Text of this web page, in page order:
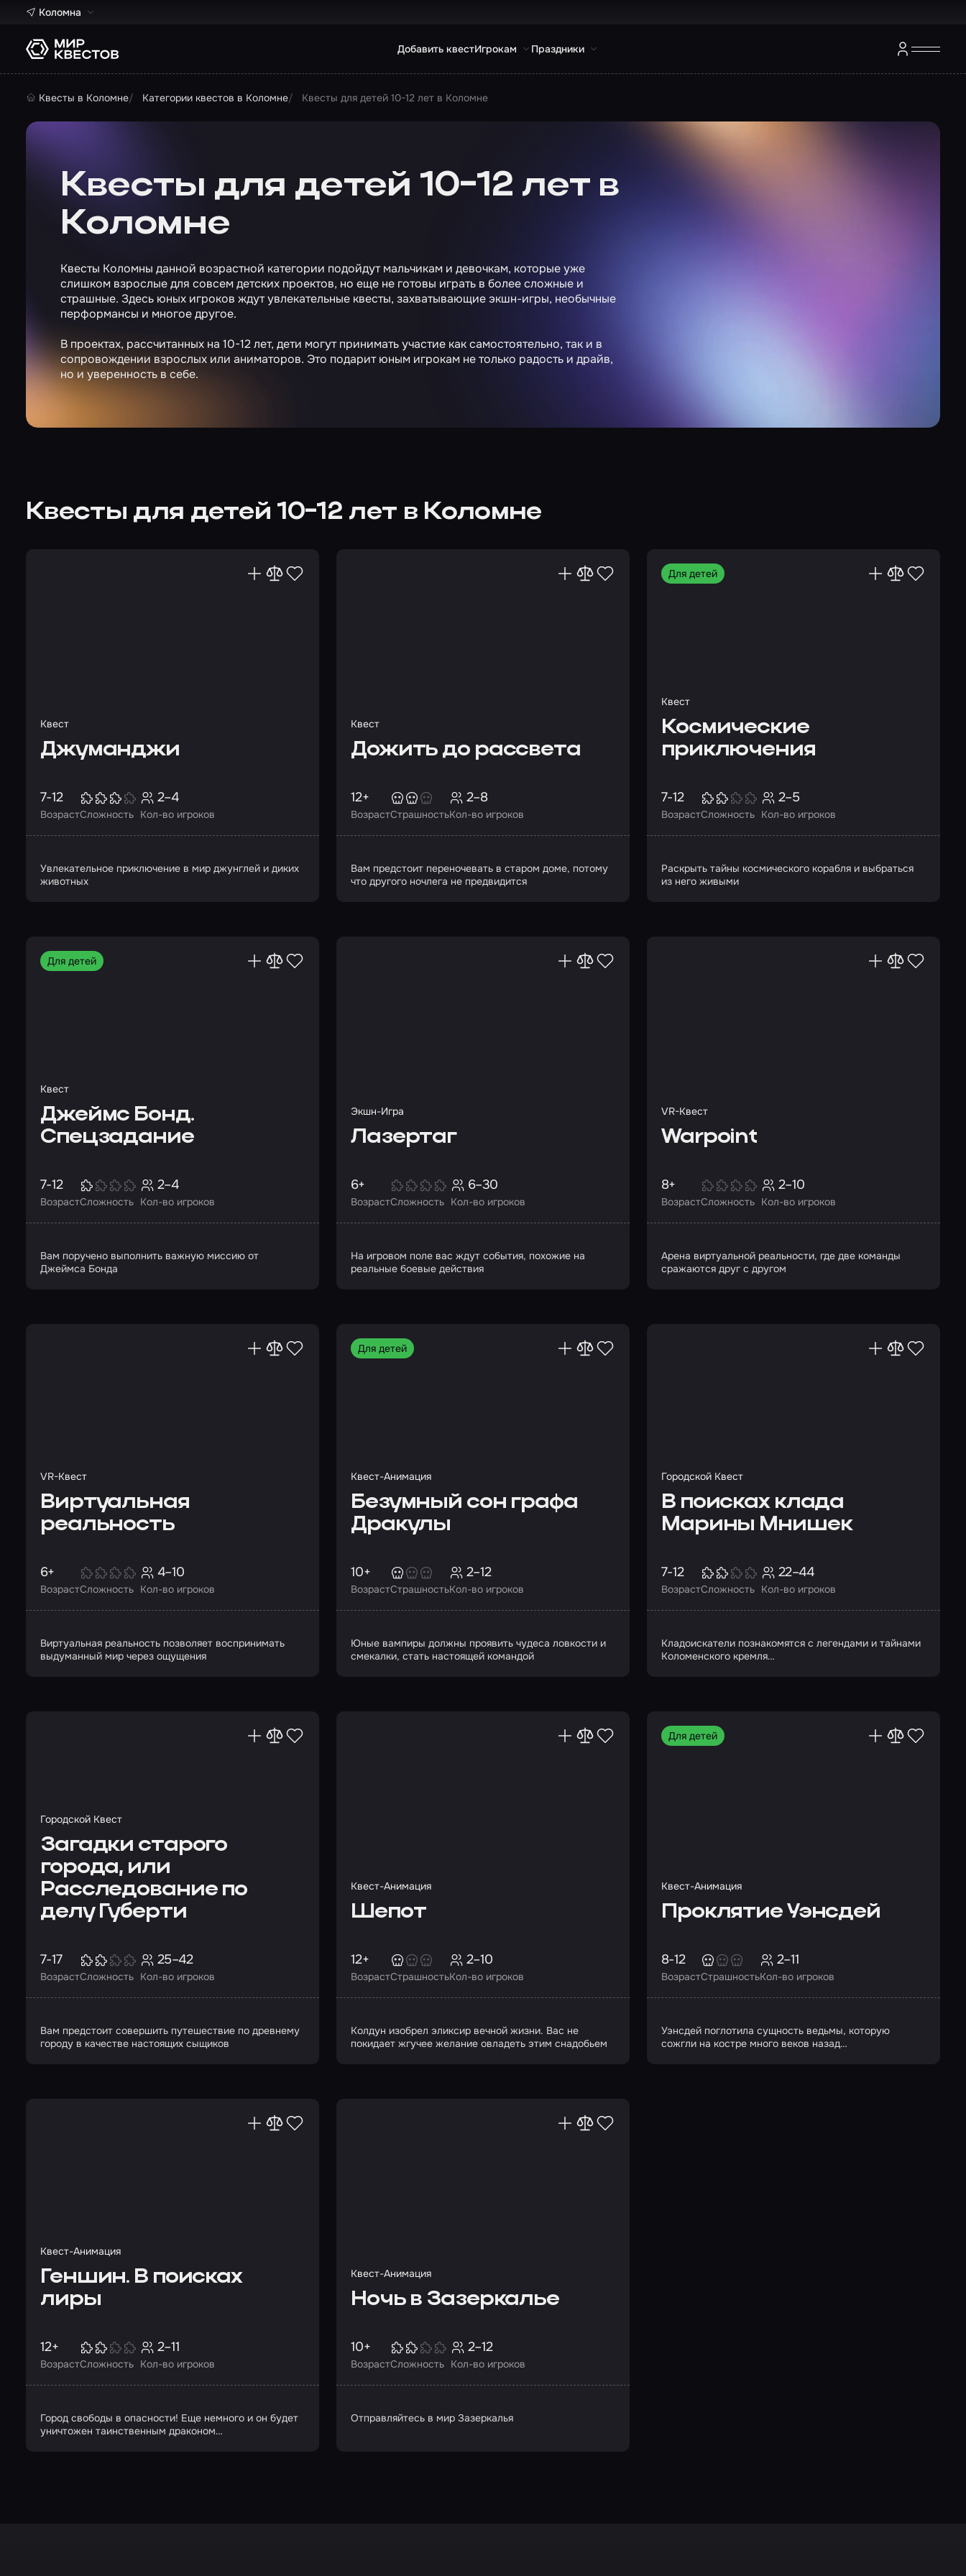
Коломна
Добавить квестИгрокам Праздники
Квесты в Коломне Категории квестов в Коломне Квесты для детей 10-12 лет в Коломне
Квесты для детей 10-12 лет в
Коломне
Квесты Коломны данной возрастной категории подойдут мальчикам и девочкам, которые уже
слишком взрослые для совсем детских проектов, но еще не готовы играть в более сложные и
страшные. Здесь юных игроков ждут увлекательные квесты, захватывающие экшн-игры, необычные
перформансы и многое другое.
В проектах, рассчитанных на 10-12 лет, дети могут принимать участие как самостоятельно, так и в
сопровождении взрослых или аниматоров. Это подарит юным игрокам не только радость и драйв,
но и уверенность в себе.
Квесты для детей 10-12 лет в Коломне
Квест
Джуманджи
Возраст
7-12
Сложность Кол-во игроков
2–4
Увлекательное приключение в мир джунглей и диких
животных
Квест
Дожить до рассвета
Возраст
12+
СтрашностьКол-во игроков
2–8
Вам предстоит переночевать в старом доме, потому
что другого ночлега не предвидится
Для детей
Квест
Космические
приключения
Возраст
7-12
Сложность Кол-во игроков
2–5
Раскрыть тайны космического корабля и выбраться
из него живыми
Для детей
Квест
Джеймс Бонд.
Спецзадание
Возраст
7-12
Сложность Кол-во игроков
2–4
Вам поручено выполнить важную миссию от
Джеймса Бонда
Экшн-Игра
Лазертаг
Возраст
6+
Сложность Кол-во игроков
6–30
На игровом поле вас ждут события, похожие на
реальные боевые действия
VR-Квест
Warpoint
Возраст
8+
Сложность Кол-во игроков
2–10
Арена виртуальной реальности, где две команды
сражаются друг с другом
VR-Квест
Виртуальная
реальность
Возраст
6+
Сложность Кол-во игроков
4–10
Виртуальная реальность позволяет воспринимать
выдуманный мир через ощущения
Для детей
Квест-Анимация
Безумный сон графа
Дракулы
Возраст
10+
СтрашностьКол-во игроков
2–12
Юные вампиры должны проявить чудеса ловкости и
смекалки, стать настоящей командой
Городской Квест
В поисках клада
Марины Мнишек
Возраст
7-12
Сложность Кол-во игроков
22–44
Кладоискатели познакомятся с легендами и тайнами
Коломенского кремля…
Городской Квест
Загадки старого
города, или
Расследование по
делу Губерти
Возраст
7-17
Сложность Кол-во игроков
25–42
Вам предстоит совершить путешествие по древнему
городу в качестве настоящих сыщиков
Квест-Анимация
Шепот
Возраст
12+
СтрашностьКол-во игроков
2–10
Колдун изобрел эликсир вечной жизни. Вас не
покидает жгучее желание овладеть этим снадобьем
Для детей
Квест-Анимация
Проклятие Уэнсдей
Возраст
8-12
СтрашностьКол-во игроков
2–11
Уэнсдей поглотила сущность ведьмы, которую
сожгли на костре много веков назад…
Квест-Анимация
Геншин. В поисках
лиры
Возраст
12+
Сложность Кол-во игроков
2–11
Город свободы в опасности! Еще немного и он будет
уничтожен таинственным драконом…
Квест-Анимация
Ночь в Зазеркалье
Возраст
10+
Сложность Кол-во игроков
2–12
Отправляйтесь в мир Зазеркалья